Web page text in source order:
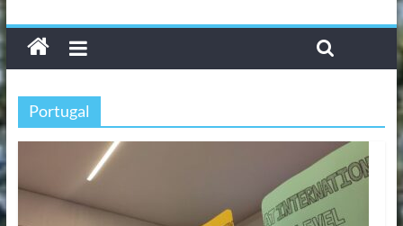
Portugal